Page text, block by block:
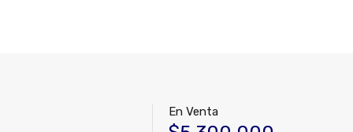
En Venta